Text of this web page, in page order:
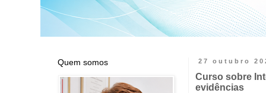
27 outubro
Curso sobre
evidências
Quem somos